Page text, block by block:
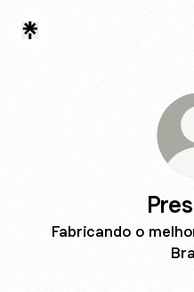
Fabricando o